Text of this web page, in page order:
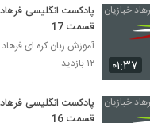
۰۱:۳۷
پادکست انگلیسی
قسمت 17
آموزش زبان کره ای فرهاد
۱۲ بازدید
پادکست انگلیسی
قسمت 16